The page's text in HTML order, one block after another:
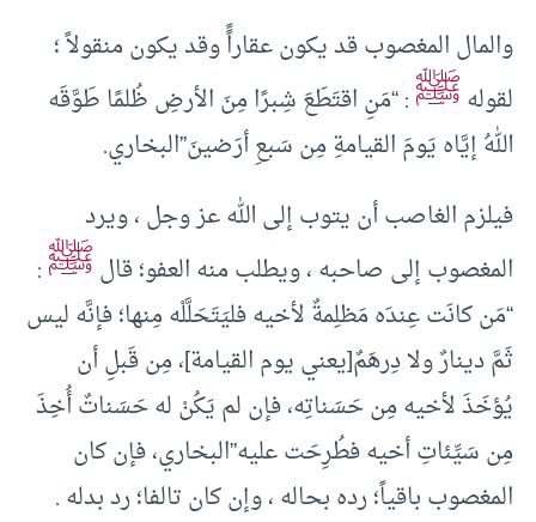
والمال المغصوب قد يكون عقاراًً وقد يكون منقولاً ؛
لقولهﷺ: “مَنِ اقتَطَعَ شِبرًا مِنَ الأرضِ ظُلمًا طَوَّقَه
اللهُ إيَّاه يَومَ القيامةِ مِن سَبعِ أرَضينَ”البخاري.
فيلزم الغاصب أن يتوب إلى الله عز وجل ، ويرد
المغصوب إلى صاحبه ، ويطلب منه العفو؛ قالﷺ:
“مَن كانَت عِندَه مَظلِمةٌ لأخيه فليَتَحَلَّلْه مِنها؛ فإنَّه ليس
ثَمَّ دينارٌ ولا دِرهَمٌ[يعني يوم القيامة]، مِن قَبلِ أن
يُؤخَذَ لأخيه مِن حَسَناتِه، فإن لم يَكُنْ له حَسَناتٌ أُخِذَ
مِن سَيِّئاتِ أخيه فطُرِحَت عليه”البخاري، فإن كان
المغصوب باقياً؛ رده بحاله ، وإن كان تالفا؛ رد بدله .